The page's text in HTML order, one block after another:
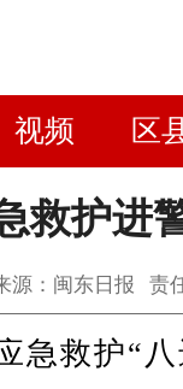
视频 区
救护进
源：闽东日报 责
急救护“